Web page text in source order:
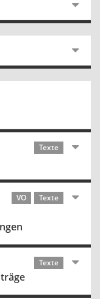
Texte
VO Texte
Texte